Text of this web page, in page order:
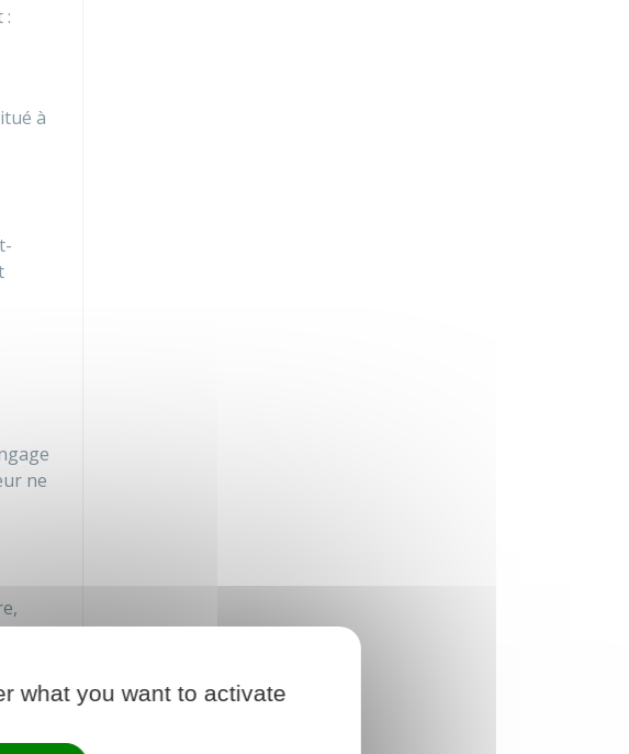
:
à
ne
what you want to activate